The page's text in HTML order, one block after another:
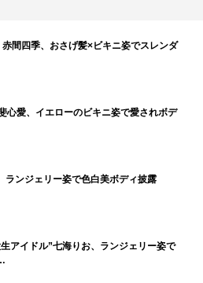
間四季、おさげ髪×ビキニ姿でスレンダ
心愛、イエローのビキニ姿で愛されボデ
ランジェリー姿で色白美ボディ披露
アイドル”七海りお、ランジェリー姿で